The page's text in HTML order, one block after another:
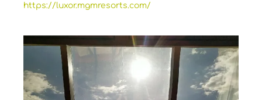
https://luxor.mgmresorts.com/